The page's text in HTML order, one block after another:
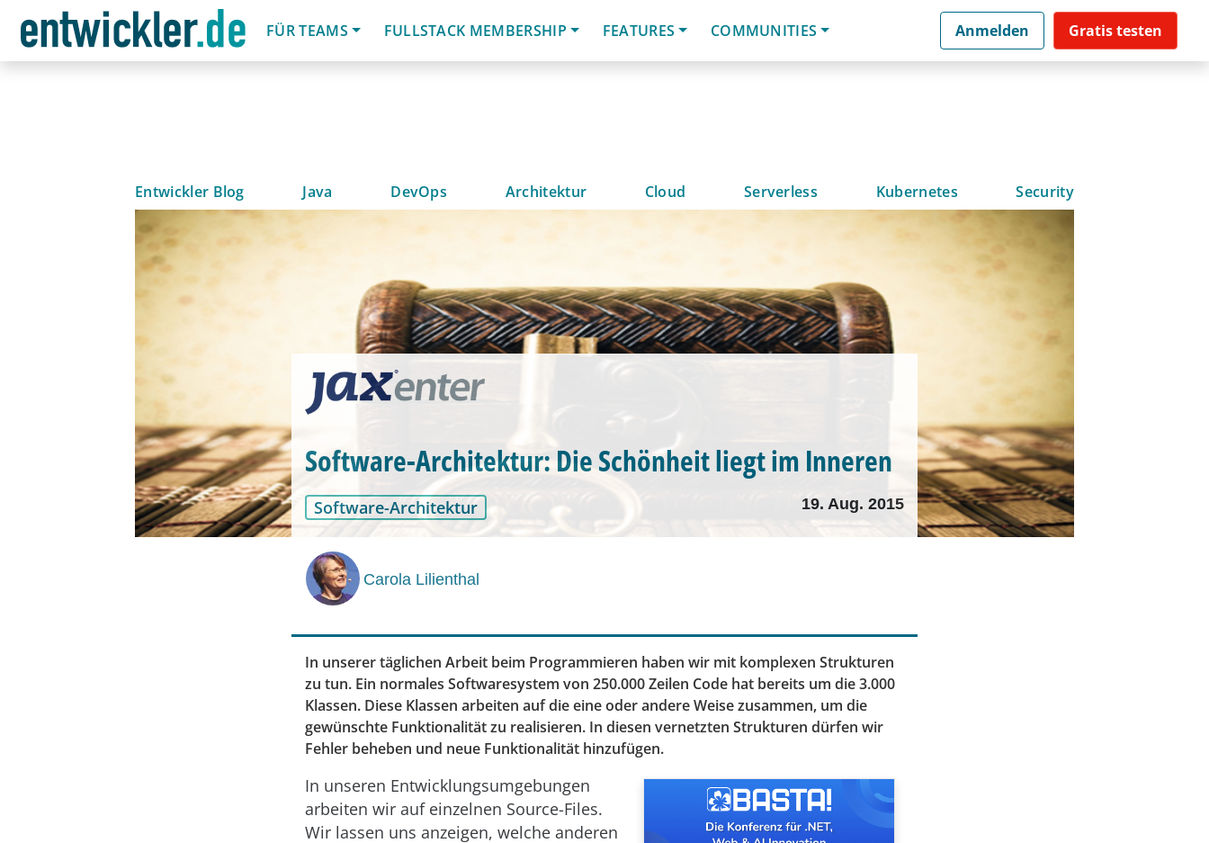
FÜR TEAMS
FULLSTACK MEMBERSHIP FEATURES COMMUNITIES Anmelden Gratis testen
Entwickler Blog Java DevOps Architektur Cloud Serverless Kubernetes Security
Software-Architektur: Die Schönheit liegt im Inneren
Software-Architektur 19. Aug. 2015
Carola Lilienthal
In unserer täglichen Arbeit beim Programmieren haben wir mit komplexen Strukturen
zu tun. Ein normales Softwaresystem von 250.000 Zeilen Code hat bereits um die 3.000
Klassen. Diese Klassen arbeiten auf die eine oder andere Weise zusammen, um die
gewünschte Funktionalität zu realisieren. In diesen vernetzten Strukturen dürfen wir
Fehler beheben und neue Funktionalität hinzufügen.
In unseren Entwicklungsumgebungen
arbeiten wir auf einzelnen Source-Files.
Wir lassen uns anzeigen, welche anderen